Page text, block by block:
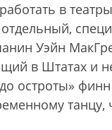
в
Уэйн
в Штатах и
остроты»